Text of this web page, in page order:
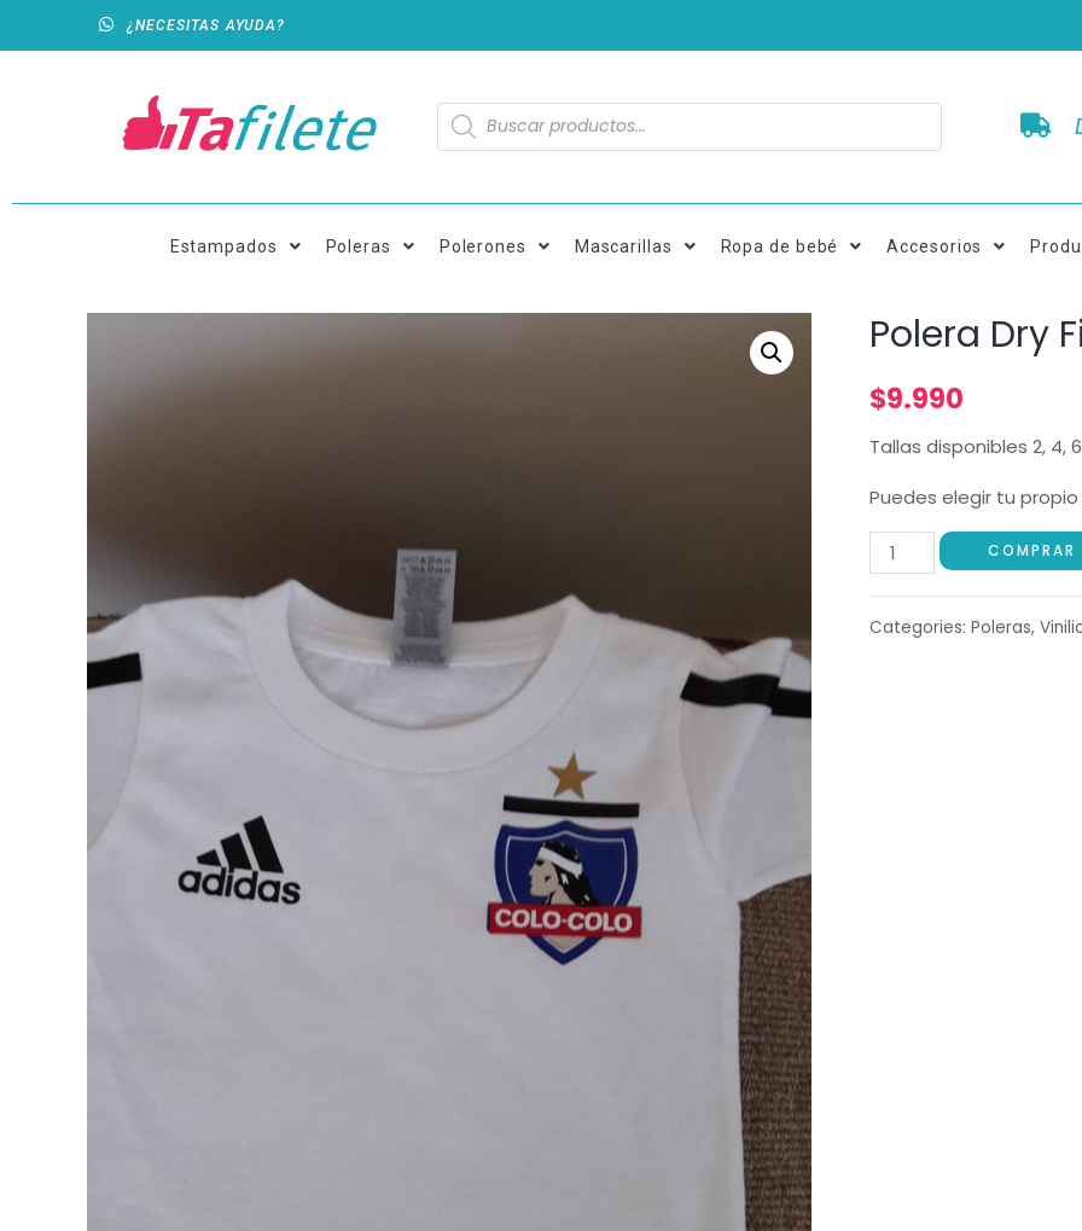
¿NECESITAS AYUDA?
Estampados Poleras Polerones Mascarillas Ropa de bebé Accesorios
Polera Dry
$9.990
Tallas disponibles 2, 4,
Puedes elegir tu
COMPRAR
Categories: Poleras,